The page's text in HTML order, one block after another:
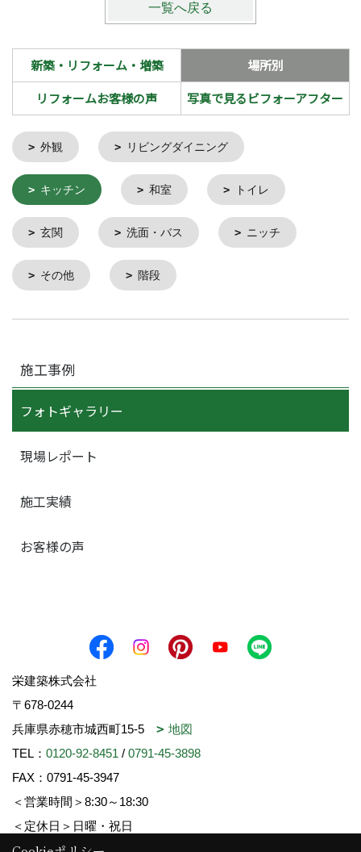
一覧へ戻る
新築・リフォーム・増築
場所別
リフォームお客様の声
写真で見るビフォーアフター
外観 リビングダイニング
キッチン 和室 トイレ
玄関 洗面・バス ニッチ
その他 階段
施工事例
フォトギャラリー
現場レポート
施工実績
お客様の声
栄建築株式会社
〒678-0244
兵庫県赤穂市城西町15-5
地図
TEL： 0120-92-8451 / 0791-45-3898
FAX：0791-45-3947
＜営業時間＞8:30～18:30
＜定休日＞日曜・祝日